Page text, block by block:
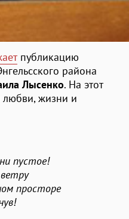
публикацию
района
Лысенко. На этот
жизни и
пустое!
просторе